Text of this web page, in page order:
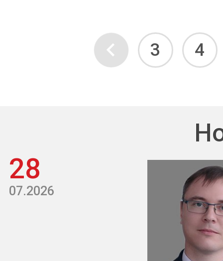
3 4
28
07.2026